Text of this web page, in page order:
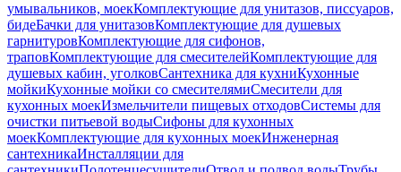
умывальников, моекКомплектующие для унитазов, писсуаров,
бидеБачки для унитазовКомплектующие для душевых
гарнитуровКомплектующие для сифонов,
траповКомплектующие для смесителейКомплектующие для
душевых кабин, уголковСантехника для кухниКухонные
мойкиКухонные мойки со смесителямиСмесители для
кухонных моекИзмельчители пищевых отходовСистемы для
очистки питьевой водыСифоны для кухонных
моекКомплектующие для кухонных моекИнженерная
сантехникаИнсталляции для